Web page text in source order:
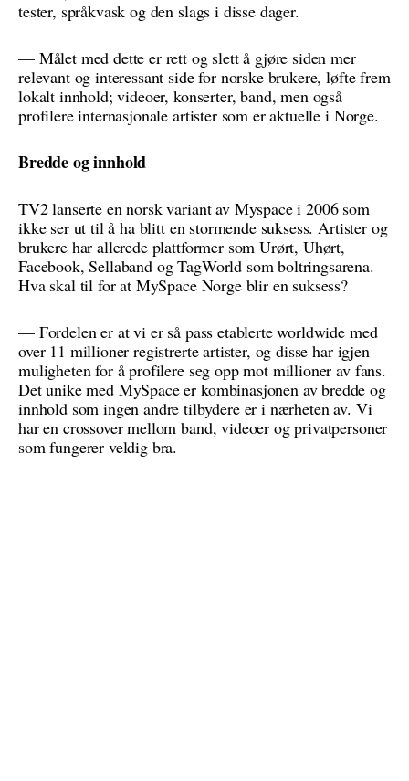
tester, språkvask og den slags i disse dager.
— Målet med dette er rett og slett å gjøre siden mer
relevant og interessant side for norske brukere, løfte frem
lokalt innhold; videoer, konserter, band, men også
profilere internasjonale artister som er aktuelle i Norge.
Bredde og innhold
TV2 lanserte en norsk variant av Myspace i 2006 som
ikke ser ut til å ha blitt en stormende suksess. Artister og
brukere har allerede plattformer som Urørt, Uhørt,
Facebook, Sellaband og TagWorld som boltringsarena.
Hva skal til for at MySpace Norge blir en suksess?
— Fordelen er at vi er så pass etablerte worldwide med
over 11 millioner registrerte artister, og disse har igjen
muligheten for å profilere seg opp mot millioner av fans.
Det unike med MySpace er kombinasjonen av bredde og
innhold som ingen andre tilbydere er i nærheten av. Vi
har en crossover mellom band, videoer og privatpersoner
som fungerer veldig bra.